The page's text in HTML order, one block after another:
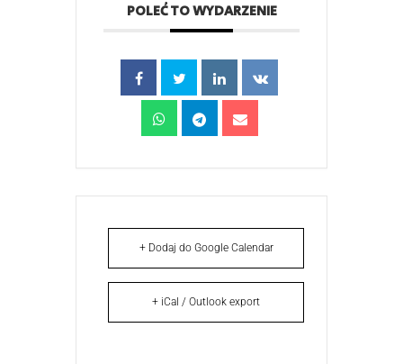
POLEĆ TO WYDARZENIE
+ Dodaj do Google Calendar
+ iCal / Outlook export